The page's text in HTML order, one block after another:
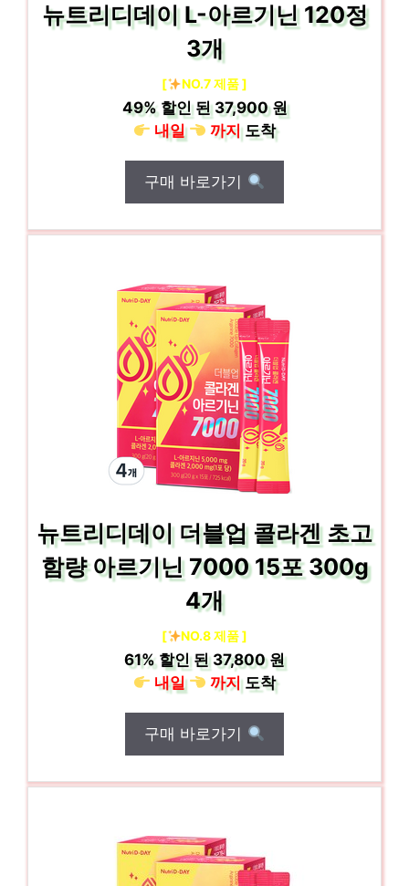
뉴트리디데이 L-아르기닌 120정
3개
[ NO.7 제품 ]
49%할인 된37,900 원
내일
까지도착
구매 바로가기
뉴트리디데이 더블업 콜라겐 초고
함량 아르기닌 7000 15포 300g
4개
[ NO.8 제품 ]
61%할인 된37,800 원
내일
까지도착
구매 바로가기